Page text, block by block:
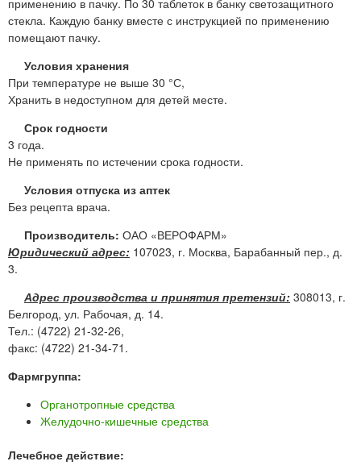
применению в пачку. По 30 таблеток в банку светозащитного
стекла. Каждую банку вместе с инструкцией по применению
помещают пачку.
Условия хранения
При температуре не выше 30 °С,
Хранить в недоступном для детей месте.
Срок годности
3 года.
Не применять по истечении срока годности.
Условия отпуска из аптек
Без рецепта врача.
Производитель: ОАО «ВЕРОФАРМ»
Юридический адрес: 107023, г. Москва, Барабанный пер., д.
3.
Адрес производства и принятия претензий: 308013, г.
Белгород, ул. Рабочая, д. 14.
Тел.: (4722) 21-32-26,
факс: (4722) 21-34-71.
Фармгруппа:
Органотропные средства
Желудочно-кишечные средства
Лечебное действие: